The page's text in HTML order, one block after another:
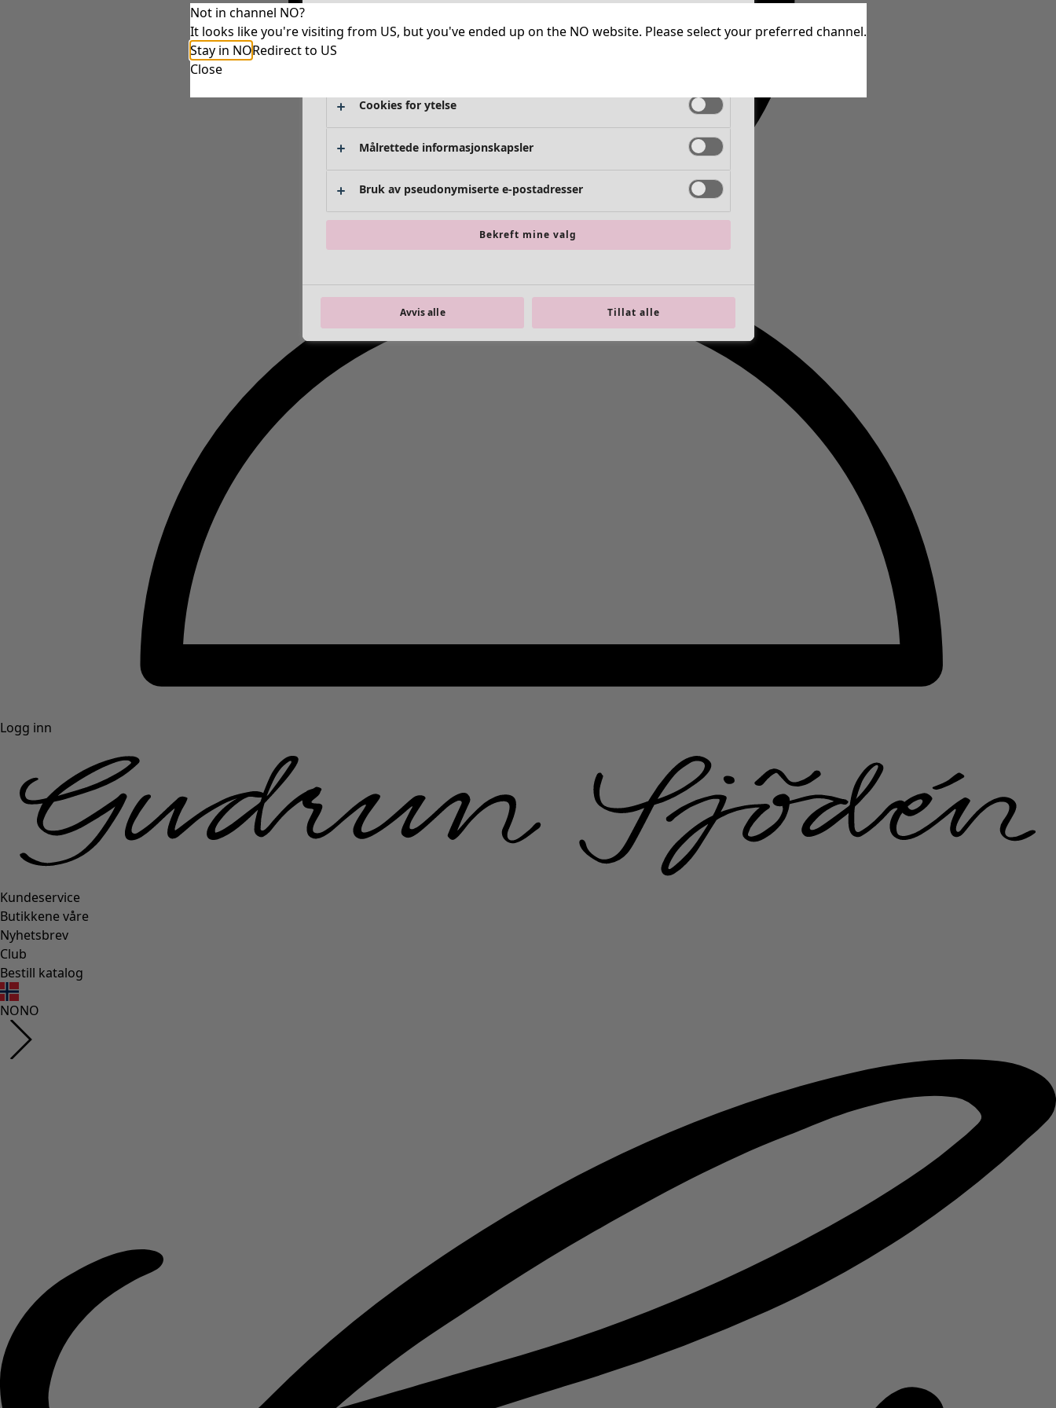
Logg inn
Kundeservice
Butikkene våre
Nyhetsbrev
Club
Bestill katalog
NONO
Not in channel NO?
It looks like you're visiting from US, but you've ended up on the NO website. Please select your preferred channel.
Stay in NORedirect to US
Close
Helt nødvendige informasjonskapsler Alltid aktiv
Cookies for ytelse
Målrettede informasjonskapsler
Bruk av pseudonymiserte e-postadresser
Bekreft mine valg
Avvis alle Tillat alle